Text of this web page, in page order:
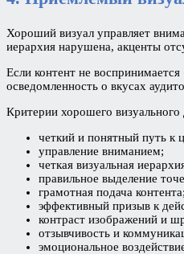
Хороший визуал управляет
иерархия нарушена, акценты
Если контент не
осведомленность о вкусах
Критерии хорошего визуального
четкий и понятный путь к
управление вниманием;
четкая визуальная
правильное выделение
грамотная подача контента;
эффективный призыв к
контраст изображений и
отзывчивость и
эмоциональное